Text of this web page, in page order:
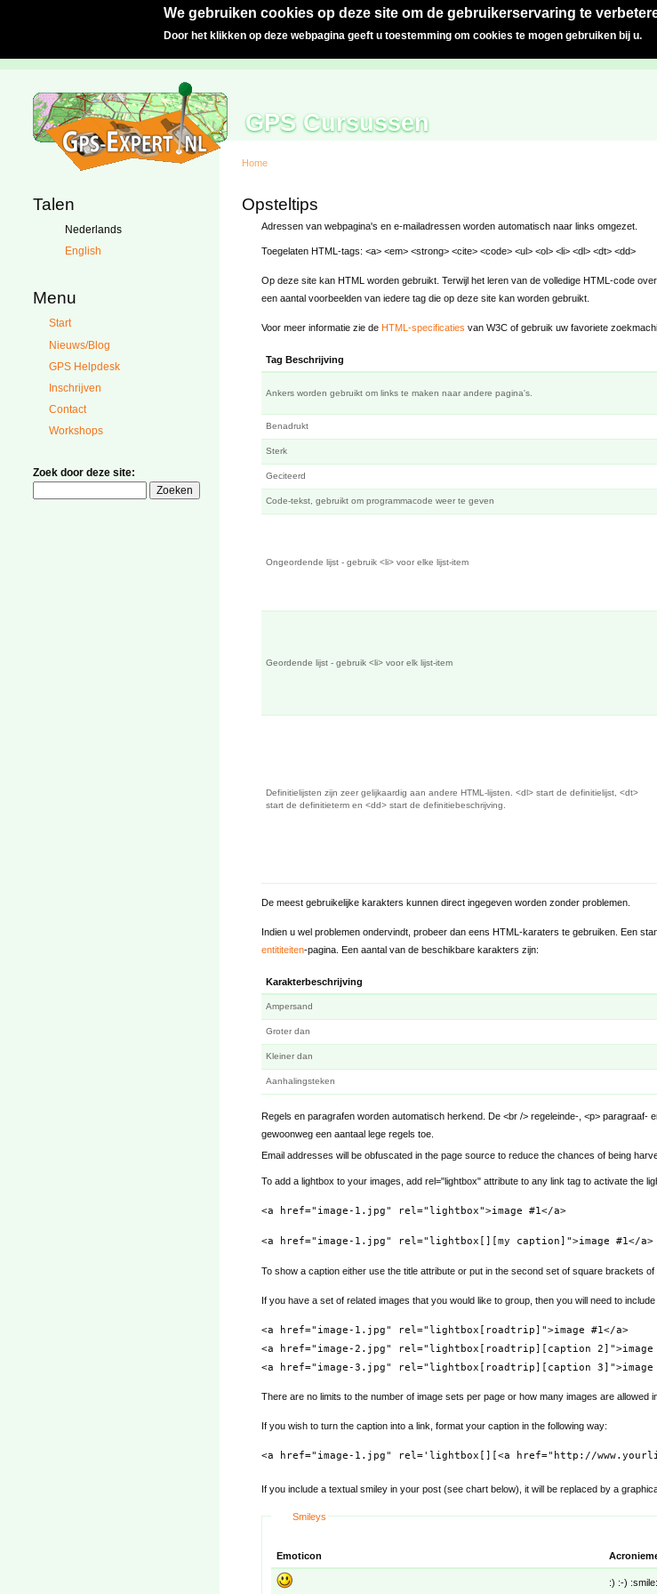
We gebruiken cookies op deze site om de gebruikerservaring te
Door het klikken op deze webpagina geeft u toestemming om cookies te mogen gebruiken bij u.
GPS Cursussen
Talen
Nederlands
English
Menu
Start
Nieuws/Blog
GPS Helpdesk
Inschrijven
Contact
Workshops
Zoek door deze site:
Home
Opsteltips
Adressen van webpagina's en e-mailadressen worden automatisch naar links omgezet.
Toegelaten HTML-tags: <a> <em> <strong> <cite> <code> <ul> <ol> <li> <dl> <dt> <dd>
Op deze site kan HTML worden gebruikt. Terwijl het leren van de volledige HTML-code
een aantal voorbeelden van iedere tag die op deze site kan worden gebruikt.
Voor meer informatie zie de HTML-specificaties van W3C of gebruik uw favoriete
Tag Beschrijving
Ankers worden gebruikt om links te maken naar andere pagina's.
Benadrukt
Sterk
Geciteerd
Code-tekst, gebruikt om programmacode weer te geven
Ongeordende lijst - gebruik <li> voor elke lijst-item
Geordende lijst - gebruik <li> voor elk lijst-item
Definitielijsten zijn zeer gelijkaardig aan andere HTML-lijsten. <dl> start de definitielijst, <dt>
start de definitieterm en <dd> start de definitiebeschrijving.
De meest gebruikelijke karakters kunnen direct ingegeven worden zonder problemen.
Indien u wel problemen ondervindt, probeer dan eens HTML-karaters te gebruiken. Een
entititeiten-pagina. Een aantal van de beschikbare karakters zijn:
Karakterbeschrijving
Ampersand
Groter dan
Kleiner dan
Aanhalingsteken
Regels en paragrafen worden automatisch herkend. De <br /> regeleinde-, <p>
gewoonweg een aantaal lege regels toe.
Email addresses will be obfuscated in the page source to reduce the chances of being
To add a lightbox to your images, add rel="lightbox" attribute to any link tag to activate the
<a href="image-1.jpg" rel="lightbox">image #1</a>
<a href="image-1.jpg" rel="lightbox[][my caption]">image #1</a>
To show a caption either use the title attribute or put in the second set of square brackets of
If you have a set of related images that you would like to group, then you will need to
<a href="image-1.jpg" rel="lightbox[roadtrip]">image #1</a>
<a href="image-2.jpg" rel="lightbox[roadtrip][caption 2]">image
<a href="image-3.jpg" rel="lightbox[roadtrip][caption 3]">image
There are no limits to the number of image sets per page or how many images are allowed
If you wish to turn the caption into a link, format your caption in the following way:
<a href="image-1.jpg" rel='lightbox[][<a href="http://
If you include a textual smiley in your post (see chart below), it will be replaced by a
Smileys
Emoticon
:) :-) :smile: